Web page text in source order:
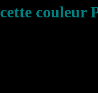
cette couleur